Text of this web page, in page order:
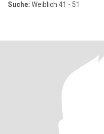
Suche: Weiblich 41 - 51